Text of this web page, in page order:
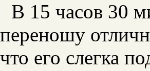
В 15 часов 30
переношу
что его слегка